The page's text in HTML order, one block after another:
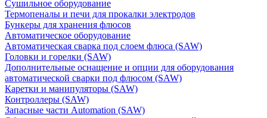
Сушильное оборудование
Термопеналы и печи для прокалки электродов
Бункеры для хранения флюсов
Автоматическое оборудование
Автоматическая сварка под слоем флюса (SAW)
Головки и горелки (SAW)
Дополнительные оснащение и опции для оборудования
автоматической сварки под флюсом (SAW)
Каретки и манипуляторы (SAW)
Контроллеры (SAW)
Запасные части Automation (SAW)